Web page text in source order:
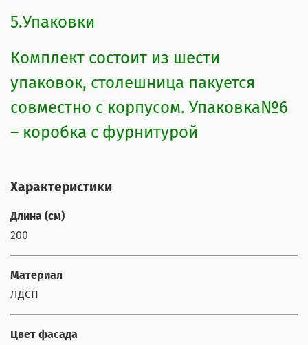
5.Упаковки
Комплект состоит из шести
упаковок, столешница пакуется
совместно с корпусом. Упаковка№6
– коробка с фурнитурой
Характеристики
Длина (см)
200
Материал
ЛДСП
Цвет фасада